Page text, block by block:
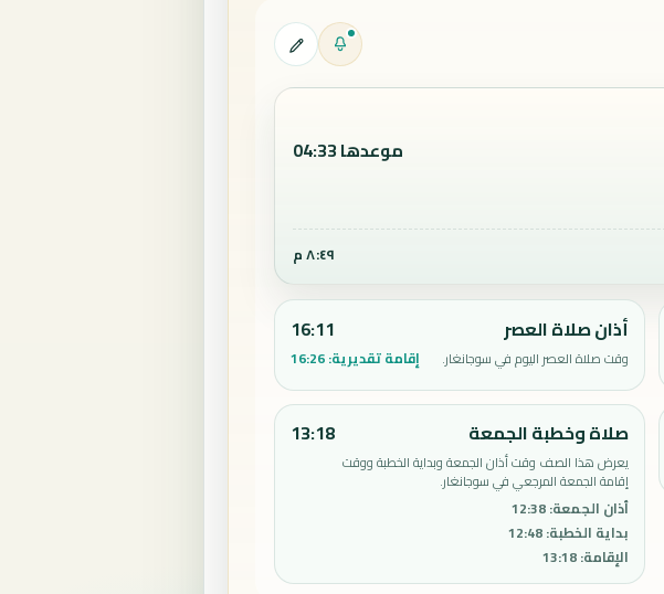
موعدها 04:33
٨:٤٩ م
أذان صلاة العصر
وقت صلاة العصر اليوم في سوجانغار.
16:11
إقامة تقديرية:16:26
صلاة وخطبة الجمعة
يعرض هذا الصف وقت أذان الجمعة وبداية الخطبة ووقت
إقامة الجمعة المرجعي في سوجانغار.
أذان الجمعة:
12:38
بداية الخطبة:
12:48
الإقامة:
13:18
13:18